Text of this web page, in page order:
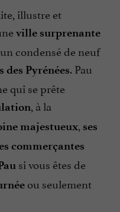
illustre et
ville surprenante
condensé de neuf
des Pyrénées. Pau
qui se prête
, à la
majestueux, ses
commerçantes
si vous êtes de
ou seulement